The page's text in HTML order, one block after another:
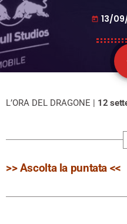
today 13/
L’ORA DEL DRAGONE | 12
>> Ascolta la puntata <<